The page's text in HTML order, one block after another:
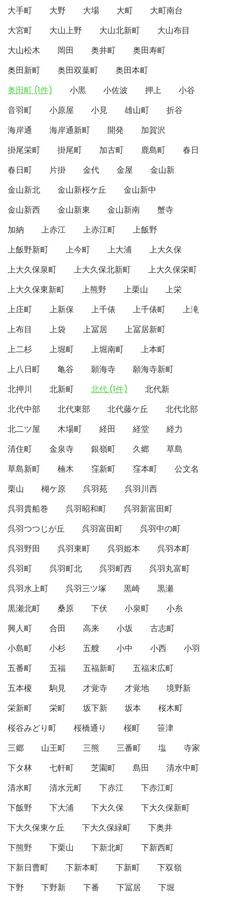
大手町 大野 大場 大町
大町南台
大宮町
大山上野 大山北新町
大山布目
大山松木
岡田 奥井町
奥田寿町
奥田新町
奥田双葉町
奥田本町
奥田町 (1件)
小黒 小佐波 押上
小谷
音羽町
小原屋 小見 雄山町
折谷
海岸通
海岸通新町 開発
加賀沢
掛尾栄町
掛尾町 加古町 鹿島町
春日
春日町
片掛 金代 金屋
金山新
金山新北
金山新桜ケ丘
金山新中
金山新西
金山新東 金山新南
蟹寺
加納
上赤江 上赤江町
上飯野
上飯野新町
上今町 上大浦
上大久保
上大久保泉町
上大久保北新町
上大久保栄町
上大久保東新町
上熊野 上栗山
上栄
上庄町
上新保 上千俵 上千俵町
上滝
上布目
上袋 上冨居
上冨居新町
上二杉
上堀町 上堀南町
上本町
上八日町
亀谷 願海寺
願海寺新町
北押川
北新町 北代 (1件)
北代新
北代中部
北代東部 北代藤ケ丘
北代北部
北二ツ屋
木場町 経田 経堂
経力
清住町
金泉寺 銀嶺町 久郷
草島
草島新町
楠木 窪新町 窪本町
公文名
栗山
楜ケ原 呉羽苑
呉羽川西
呉羽貴船巻
呉羽昭和町
呉羽新富田町
呉羽つつじが丘
呉羽富田町
呉羽中の町
呉羽野田
呉羽東町 呉羽姫本
呉羽本町
呉羽町
呉羽町北 呉羽町西
呉羽丸富町
呉羽水上町
呉羽三ツ塚 黒崎
黒瀬
黒瀬北町
桑原 下伏 小泉町
小糸
興人町
合田 高来 小坂
古志町
小島町
小杉 五艘 小中 小西
小羽
五番町
五福 五福新町
五福末広町
五本榎
駒見 才覚寺 才覚地
境野新
栄新町
栄町 坂下新 坂本
桜木町
桜谷みどり町
桜橋通り 桜町
笹津
三郷
山王町 三熊 三番町 塩
寺家
下タ林
七軒町 芝園町 島田
清水中町
清水町
清水元町 下赤江
下赤江町
下飯野
下大浦 下大久保
下大久保新町
下大久保東ケ丘
下大久保緑町
下奥井
下熊野
下栗山 下新北町
下新西町
下新日曹町
下新本町 下新町
下双嶺
下野
下野新 下番 下冨居
下堀